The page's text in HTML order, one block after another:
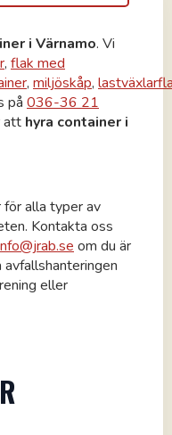
i Värnamo. Vi
, flak med
, miljöskåp,
på 036-36 21
att hyra container i
för alla typer av
Kontakta oss
om du är
eller